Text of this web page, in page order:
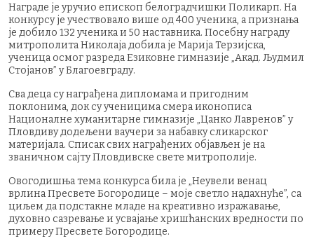
Награде је уручио епископ белоградчишки Поликарп. На
конкурсу је учествовало више од 400 ученика, а признања
је добило 132 ученика и 50 наставника. Посебну награду
митрополита Николаја добила је Марија Терзијска,
ученица осмог разреда Езиковне гимназије „Акад. Људмил
Стојанов” у Благоевграду.
Сва деца су награђена дипломама и пригодним
поклонима, док су ученицима смера иконописа
Националне хуманитарне гимназије „Цанко Лавренов” у
Пловдиву додељени ваучери за набавку сликарског
материјала. Списак свих награђених објављен је на
званичном сајту Пловдивске свете митрополије.
Овогодишња тема конкурса била је „Неувели венац
врлина Пресвете Богородице – моје светло надахнуће”, са
циљем да подстакне младе на креативно изражавање,
духовно сазревање и усвајање хришћанских вредности по
примеру Пресвете Богородице.